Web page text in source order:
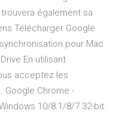
également sa
Télécharger Google
pour Mac
En utilisant
acceptez les
Google Chrome -
10/8.1/8/7 32-bit.